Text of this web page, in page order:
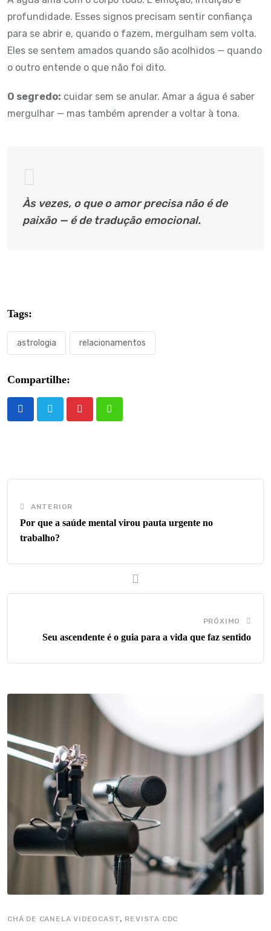
profundidade. Esses signos precisam sentir confiança
para se abrir e, quando o fazem, mergulham sem volta.
Eles se sentem amados quando são acolhidos — quando
o outro entende o que não foi dito.
O segredo: cuidar sem se anular. Amar a água é saber
mergulhar — mas também aprender a voltar à tona.
Às vezes, o que o amor precisa não é de
paixão — é de tradução emocional.
Tags:
astrologia relacionamentos
Compartilhe:
ANTERIOR
Por que a saúde mental virou pauta urgente no
trabalho?
PRÓXIMO
Seu ascendente é o guia para a vida que faz sentido
CHÁ DE CANELA VIDEOCAST, REVISTA CDC